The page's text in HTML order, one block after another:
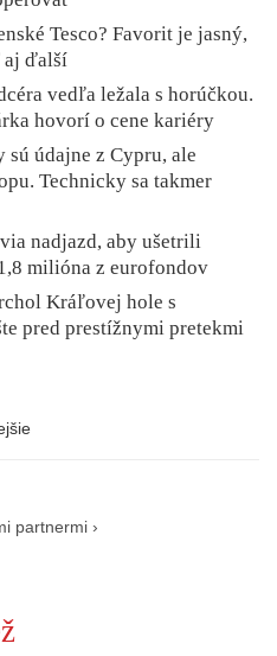
Tesco? Favorit je jasný,
aj ďalší
vedľa ležala s horúčkou.
hovorí o cene kariéry
sú údajne z Cypru, ale
Technicky sa takmer
nadjazd, aby ušetrili
milióna z eurofondov
Kráľovej hole s
pred prestížnymi pretekmi
partnermi ›